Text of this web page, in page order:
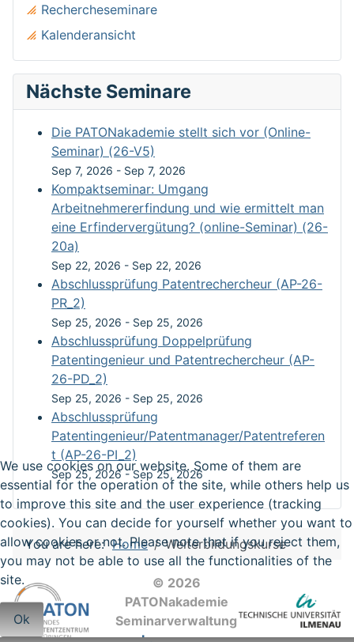
Rechercheseminare
Kalenderansicht
Nächste Seminare
Die PATONakademie stellt sich vor (Online-
Seminar) (26-V5)
Sep 7, 2026 - Sep 7, 2026
Kompaktseminar: Umgang
Arbeitnehmererfindung und wie ermittelt man
eine Erfindervergütung? (online-Seminar) (26-
20a)
Sep 22, 2026 - Sep 22, 2026
Abschlussprüfung Patentrechercheur (AP-26-
PR_2)
Sep 25, 2026 - Sep 25, 2026
Abschlussprüfung Doppelprüfung
Patentingenieur und Patentrechercheur (AP-
26-PD_2)
Sep 25, 2026 - Sep 25, 2026
Abschlussprüfung
Patentingenieur/Patentmanager/Patentreferen
t (AP-26-PI_2)
Sep 25, 2026-Sep 25, 2026
You are here:Home Weiterbildungskurse
© 2026
PATONakademie
Seminarverwaltung
We use cookies on our website. Some of them are
essential for the operation of the site, while others help us
to improve this site and the user experience (tracking
cookies). You can decide for yourself whether you want to
allow cookies or not. Please note that if you reject them,
you may not be able to use all the functionalities of the
site.
Ok